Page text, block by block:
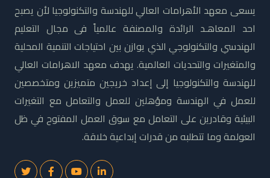
يسعى معهد الأهرامات العالي للهندسة والتكنولوجيا لأن يصبح
احد المعاهـد الرائدة والمصنفة عالمياً فى مجال التعليم
الهندسي والتكنولوجي الذي يوازن بين احتياجات التنمية المحلية
والمتغيرات والتحديات العالمية. يهدف معهد الاهرامات العالي
للهندسة والتكنولوجيا إلى إعداد خريجين متميزين ومتخصصين
للعمل في الهندسة ومؤهلين للعمل والتعامل مع التغيرات
البيئية وقادرين على التعامل مع سوق العمل المفتوح في ظل
العولمة وما تتطلبه من قدرات إبداعية خلاقة.